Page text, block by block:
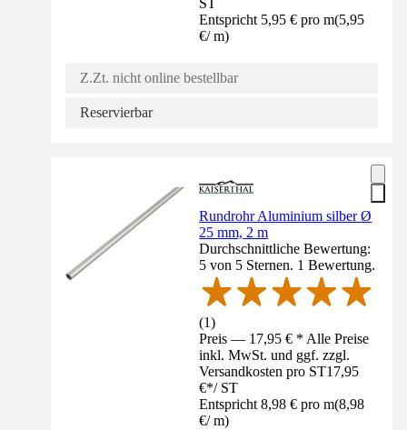
ST
Entspricht 5,95 € pro m(5,95
€/ m)
Z.Zt. nicht online bestellbar
Reservierbar
Rundrohr Aluminium silber Ø
25 mm, 2 m
Durchschnittliche Bewertung:
5 von 5 Sternen. 1 Bewertung.
(1)
Preis — 17,95 € * Alle Preise
inkl. MwSt. und ggf. zzgl.
Versandkosten pro ST17,95
€*/ ST
Entspricht 8,98 € pro m(8,98
€/ m)